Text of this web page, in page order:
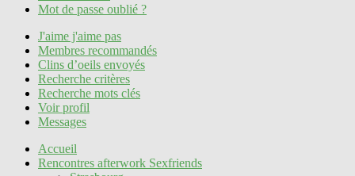
Mot de passe oublié ?
J'aime j'aime pas
Membres recommandés
Clins d’oeils envoyés
Recherche critères
Recherche mots clés
Voir profil
Messages
Accueil
Rencontres afterwork Sexfriends